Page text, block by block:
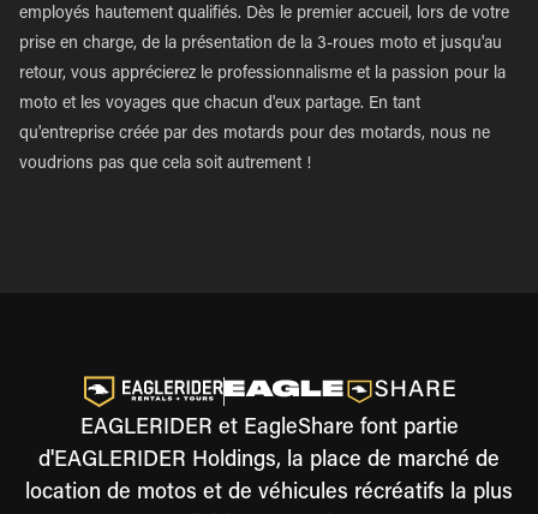
employés hautement qualifiés. Dès le premier accueil, lors de votre
prise en charge, de la présentation de la 3-roues moto et jusqu'au
retour, vous apprécierez le professionnalisme et la passion pour la
moto et les voyages que chacun d'eux partage. En tant
qu'entreprise créée par des motards pour des motards, nous ne
voudrions pas que cela soit autrement !
EAGLERIDER et EagleShare font partie
d'EAGLERIDER Holdings, la place de marché de
location de motos et de véhicules récréatifs la plus